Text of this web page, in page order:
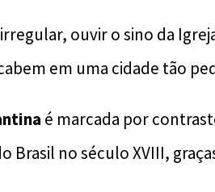
ouvir o sino da
em uma cidade tão
é marcada por
Brasil no século XVIII,